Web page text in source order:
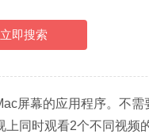
即搜索
屏幕的应用程序。不
同时观看2个不同视频